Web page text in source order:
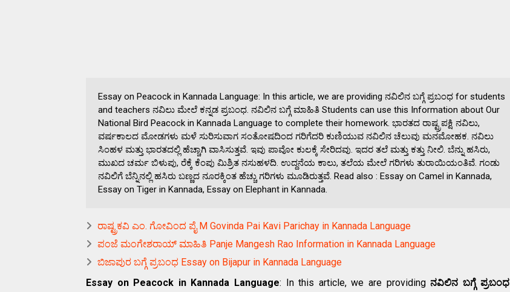
Essay on Peacock in Kannada Language: In this article, we are providing ನವಿಲಿನ ಬಗ್ಗೆ ಪ್ರಬಂಧ for students
and teachers ನವಿಲು ಮೇಲೆ ಕನ್ನಡ ಪ್ರಬಂಧ. ನವಿಲಿನ ಬಗ್ಗೆ ಮಾಹಿತಿ Students can use this Information about Our
National Bird Peacock in Kannada Language to complete their homework. ಭಾರತದ ರಾಷ್ಟ್ರಪಕ್ಷಿ ನವಿಲು,
ವರ್ಷಕಾಲದ ಮೋಡಗಳು ಮಳೆ ಸುರಿಸುವಾಗ ಸಂತೋಷದಿಂದ ಗರಿಗೆದರಿ ಕುಣಿಯುವ ನವಿಲಿನ ಚೆಲುವು ಮನಮೋಹಕ. ನವಿಲು
ಸಿಂಹಳ ಮತ್ತು ಭಾರತದಲ್ಲಿ ಹೆಚ್ಚಾಗಿ ವಾಸಿಸುತ್ತವೆ. ಇವು ಪಾವೋ ಕುಲಕ್ಕೆ ಸೇರಿದವು. ಇದರ ತಲೆ ಮತ್ತು ಕತ್ತು ನೀಲಿ. ಬೆನ್ನು ಹಸಿರು,
ಮುಖದ ಚರ್ಮ ಬಿಳುಪು, ರೆಕ್ಕೆ ಕೆಂಪು ಮಿಶ್ರಿತ ನಸುಹಳದಿ. ಉದ್ದನೆಯ ಕಾಲು, ತಲೆಯ ಮೇಲೆ ಗರಿಗಳು ತುರಾಯಿಯಂತಿವೆ. ಗಂಡು
ನವಿಲಿಗೆ ಬೆನ್ನಿನಲ್ಲಿ ಹಸಿರು ಬಣ್ಣದ ನೂರಕ್ಕಿಂತ ಹೆಚ್ಚು ಗರಿಗಳು ಮೂಡಿರುತ್ತವೆ. Read also : Essay on Camel in Kannada,
Essay on Tiger in Kannada, Essay on Elephant in Kannada.
ರಾಷ್ಟ್ರಕವಿ ಎಂ. ಗೋವಿಂದ ಪೈ M Govinda Pai Kavi Parichay in Kannada Language
ಪಂಜೆ ಮಂಗೇಶರಾಯ್ ಮಾಹಿತಿ Panje Mangesh Rao Information in Kannada Language
ಬಿಜಾಪುರ ಬಗ್ಗೆ ಪ್ರಬಂಧ Essay on Bijapur in Kannada Language
Essay on Peacock in Kannada Language: In this article, we are providingನವಿಲಿನ ಬಗ್ಗೆ ಪ್ರಬಂಧ